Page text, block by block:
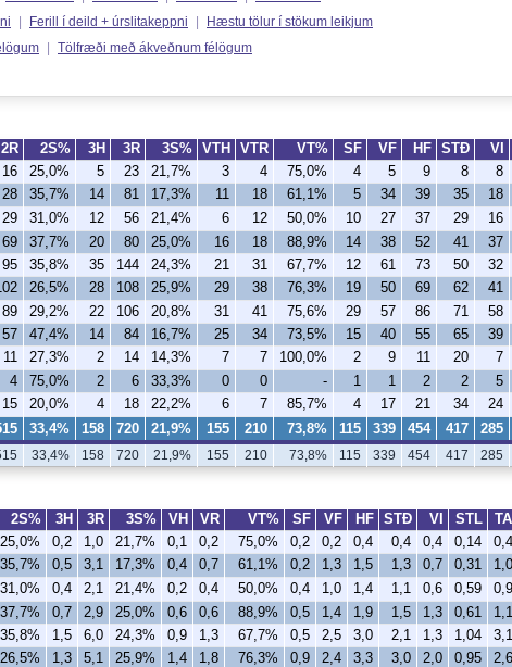
| Ferill í deild + úrslitakeppni |
Hæstu tölur í stökum leikjum
| Tölfræði með ákveðnum félögum
2R 2S% 3H 3R 3S% VTH VTR VT% SF VF HF STÐ VI
16 25,0% 5 23 21,7% 3 4 75,0% 4 5 9 8 8
28 35,7% 14 81 17,3% 11 18 61,1% 5 34 39 35 18
29 31,0% 12 56 21,4% 6 12 50,0% 10 27 37 29 16
69 37,7% 20 80 25,0% 16 18 88,9% 14 38 52 41 37
95 35,8% 35 144 24,3% 21 31 67,7% 12 61 73 50 32
26,5% 28 108 25,9% 29 38 76,3% 19 50 69 62 41
89 29,2% 22 106 20,8% 31 41 75,6% 29 57 86 71 58
57 47,4% 14 84 16,7% 25 34 73,5% 15 40 55 65 39
11 27,3% 2 14 14,3% 7 7 100,0% 2 9 11 20 7
4 75,0% 2 6 33,3% 0 0 - 1 1 2 2 5
15 20,0% 4 18 22,2% 6 7 85,7% 4 17 21 34 24
33,4% 158 720 21,9% 155 210 73,8% 115 339 454 417 285
33,4% 158 720 21,9% 155 210 73,8% 115 339 454 417 285
2S% 3H 3R 3S% VH VR VT% SF VF HF STÐ VI STL
25,0% 0,2 1,0 21,7% 0,1 0,2 75,0% 0,2 0,2 0,4 0,4 0,4 0,14
35,7% 0,5 3,1 17,3% 0,4 0,7 61,1% 0,2 1,3 1,5 1,3 0,7 0,31
31,0% 0,4 2,1 21,4% 0,2 0,4 50,0% 0,4 1,0 1,4 1,1 0,6 0,59
37,7% 0,7 2,9 25,0% 0,6 0,6 88,9% 0,5 1,4 1,9 1,5 1,3 0,61
35,8% 1,5 6,0 24,3% 0,9 1,3 67,7% 0,5 2,5 3,0 2,1 1,3 1,04
26,5% 1,3 5,1 25,9% 1,4 1,8 76,3% 0,9 2,4 3,3 3,0 2,0 0,95